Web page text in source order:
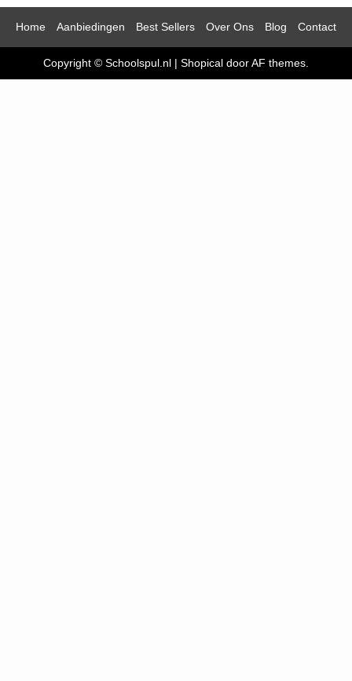
Home Aanbiedingen Best Sellers Over Ons Blog Contact
Copyright © Schoolspul.nl | Shopical door AF themes.